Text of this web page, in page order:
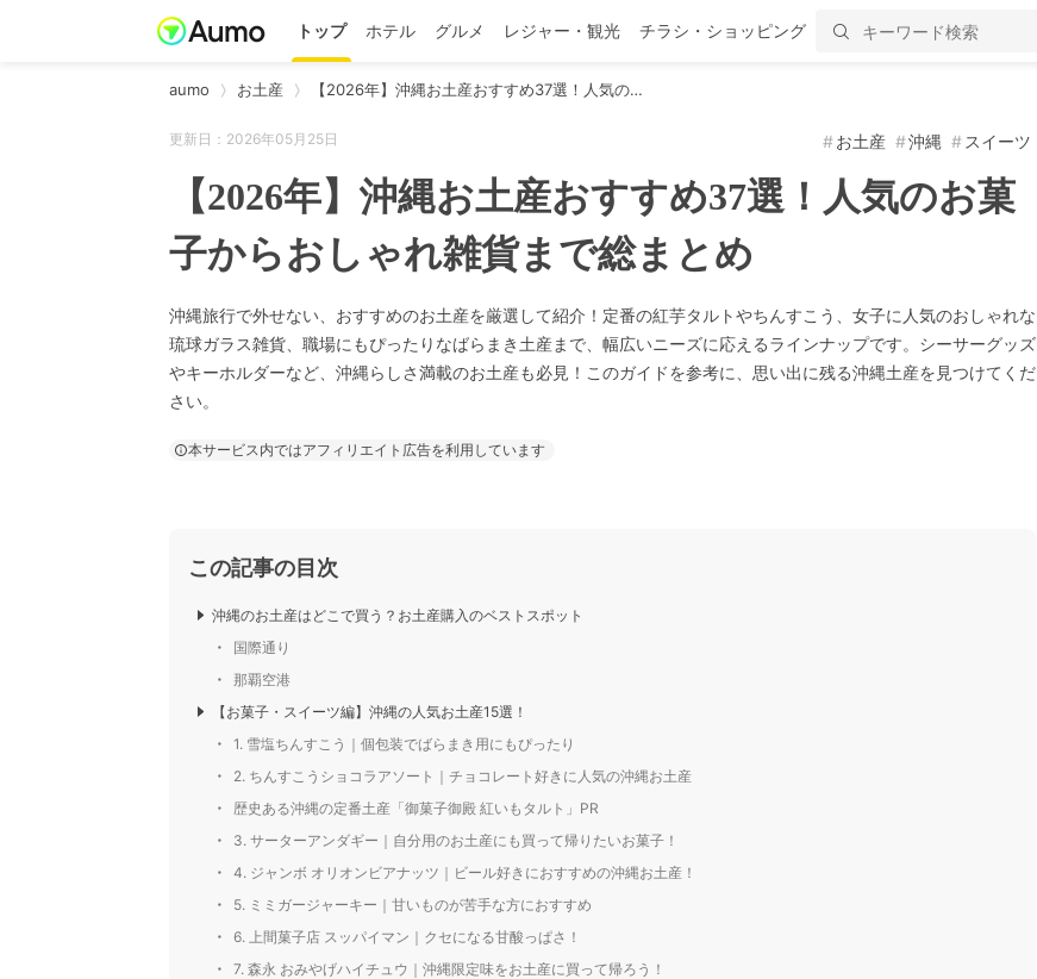
トップ ホテル グルメ レジャー・観光 チラシ・ショッピング
aumo お土産 【2026年】沖縄お土産おすすめ37選！人気の…
更新日：2026年05月25日 お土産 沖縄 スイーツ
【2026年】沖縄お土産おすすめ37選！人気のお菓
子からおしゃれ雑貨まで総まとめ
沖縄旅行で外せない、おすすめのお土産を厳選して紹介！定番の紅芋タルトやちんすこう、女子に人気のおしゃれな
琉球ガラス雑貨、職場にもぴったりなばらまき土産まで、幅広いニーズに応えるラインナップです。シーサーグッズ
やキーホルダーなど、沖縄らしさ満載のお土産も必見！このガイドを参考に、思い出に残る沖縄土産を見つけてくだ
さい。
本サービス内ではアフィリエイト広告を利用しています
この記事の目次
沖縄のお土産はどこで買う？お土産購入のベストスポット
国際通り
那覇空港
【お菓子・スイーツ編】沖縄の人気お土産15選！
1. 雪塩ちんすこう｜個包装でばらまき用にもぴったり
2. ちんすこうショコラアソート｜チョコレート好きに人気の沖縄お土産
歴史ある沖縄の定番土産「御菓子御殿 紅いもタルト」PR
3. サーターアンダギー｜自分用のお土産にも買って帰りたいお菓子！
4. ジャンボ オリオンビアナッツ｜ビール好きにおすすめの沖縄お土産！
5. ミミガージャーキー｜甘いものが苦手な方におすすめ
6. 上間菓子店 スッパイマン｜クセになる甘酸っぱさ！
7. 森永 おみやげハイチュウ｜沖縄限定味をお土産に買って帰ろう！